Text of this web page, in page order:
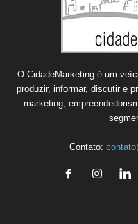
O CidadeMarketing é um
produzir, informar, discutir e
marketing,
Contato: